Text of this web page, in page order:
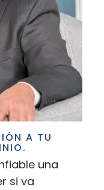
A TU
una
si va